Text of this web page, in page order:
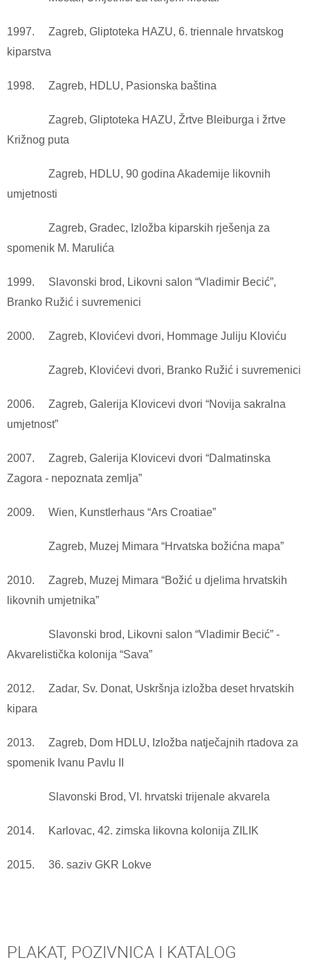
1997. Zagreb, Gliptoteka HAZU, 6. triennale hrvatskog
kiparstva
1998. Zagreb, HDLU, Pasionska baština
Zagreb, Gliptoteka HAZU, Žrtve Bleiburga i žrtve
Križnog puta
Zagreb, HDLU, 90 godina Akademije likovnih
umjetnosti
Zagreb, Gradec, Izložba kiparskih rješenja za
spomenik M. Marulića
1999. Slavonski brod, Likovni salon “Vladimir Becić”,
Branko Ružić i suvremenici
2000. Zagreb, Klovićevi dvori, Hommage Juliju Kloviću
Zagreb, Klovićevi dvori, Branko Ružić i suvremenici
2006. Zagreb, Galerija Klovicevi dvori “Novija sakralna
umjetnost”
2007. Zagreb, Galerija Klovicevi dvori “Dalmatinska
Zagora - nepoznata zemlja”
2009. Wien, Kunstlerhaus “Ars Croatiae”
Zagreb, Muzej Mimara “Hrvatska božićna mapa”
2010. Zagreb, Muzej Mimara “Božić u djelima hrvatskih
likovnih umjetnika”
Slavonski brod, Likovni salon “Vladimir Becić” -
Akvarelistička kolonija “Sava”
2012. Zadar, Sv. Donat, Uskršnja izložba deset hrvatskih
kipara
2013. Zagreb, Dom HDLU, Izložba natječajnih rtadova za
spomenik Ivanu Pavlu II
Slavonski Brod, VI. hrvatski trijenale akvarela
2014. Karlovac, 42. zimska likovna kolonija ZILIK
2015. 36. saziv GKR Lokve
PLAKAT, POZIVNICA I KATALOG